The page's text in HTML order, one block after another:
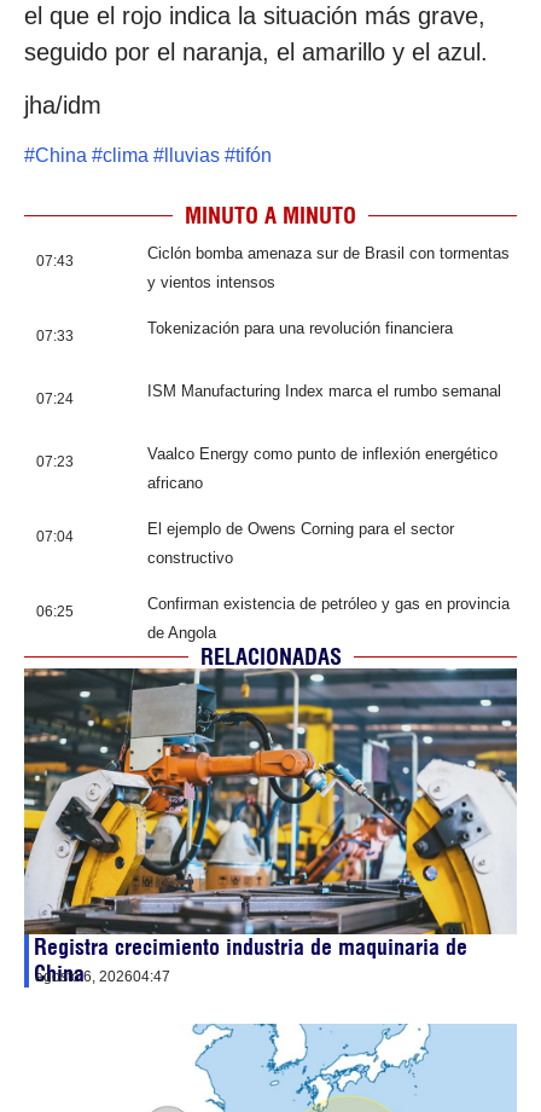
el que el rojo indica la situación más grave,
seguido por el naranja, el amarillo y el azul.
jha/idm
#China #clima # lluvias #tifón
MINUTO A MINUTO
07:43
Ciclón bomba amenaza sur de Brasil con tormentas
y vientos intensos
07:33 Tokenización para una revolución financiera
07:24 ISM Manufacturing Index marca el rumbo semanal
07:23
Vaalco Energy como punto de inflexión energético
africano
07:04
El ejemplo de Owens Corning para el sector
constructivo
06:25
Confirman existencia de petróleo y gas en provincia
de Angola
RELACIONADAS
Registra crecimiento industria de maquinaria de
China
agosto 6, 202604:47